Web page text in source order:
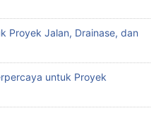
Proyek Jalan, Drainase, dan
untuk Proyek